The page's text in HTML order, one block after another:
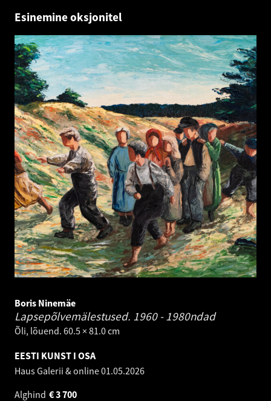
Esinemine oksjonitel
Boris Ninemäe
Lapsepõlvemälestused. 1960 - 1980ndad
Õli, lõuend. 60.5 × 81.0 cm
EESTI KUNST I OSA
Haus Galerii & online01.05.2026
Alghind
3 700
€